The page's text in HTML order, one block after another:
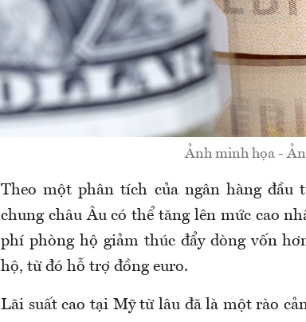
Ảnh minh họa -
Theo một phân tích của ngân hàng đầu
chung châu Âu có thể tăng lên mức cao
phí phòng hộ giảm thúc đẩy dòng vốn
hộ, từ đó hỗ trợ đồng euro.
Lãi suất cao tại Mỹ từ lâu đã là một rào